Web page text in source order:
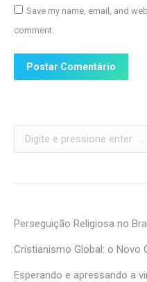
Save my name, email, and
comment.
Postar Comentário
Perseguição Religiosa no
Cristianismo Global: o Novo
Esperando e apressando a